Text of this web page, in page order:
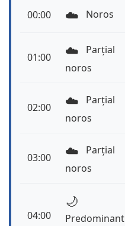
00:00 ☁️ Noros
01:00 ☁️
Parțial
noros
02:00 ☁️
Parțial
noros
03:00 ☁️
Parțial
noros
04:00
🌙
Predominant